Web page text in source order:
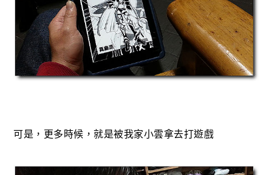
可是，更多時候，就是被我家小雲拿去打遊戲